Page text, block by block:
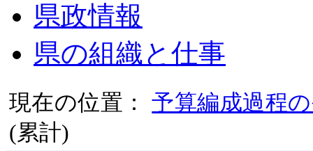
県政情報
県の組織と仕事
現在の位置：予算編成過程
(累計)